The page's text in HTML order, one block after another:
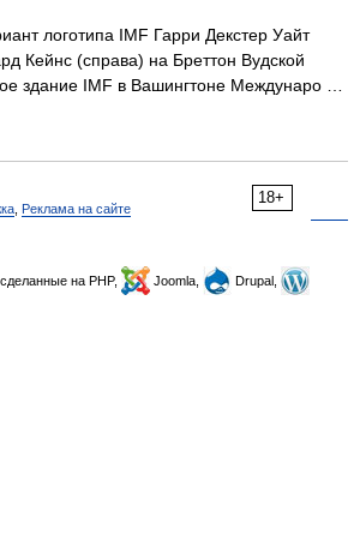
логотипа IMF Гарри Декстер Уайт
Кейнс (справа) на Бреттон Вудской
здание IMF в Вашингтоне Междунаро …
18+
Реклама на сайте
, сделанные на PHP, Joomla,
Drupal,